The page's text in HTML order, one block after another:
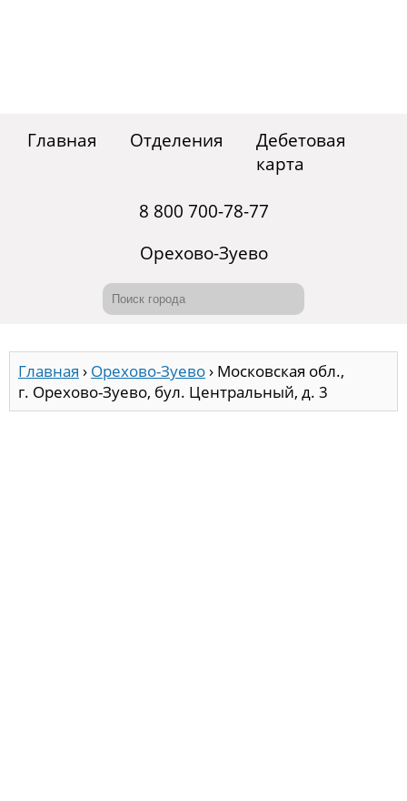
Главная Отделения
Дебетовая
карта
8 800 700-78-77
Орехово-Зуево
Главная › Орехово-Зуево› Московская обл.,
г. Орехово-Зуево, бул. Центральный, д. 3